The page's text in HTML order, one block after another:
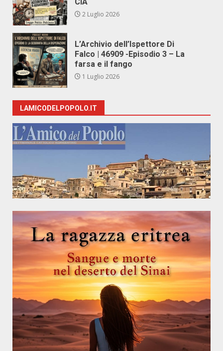
2 Luglio 2026
L’Archivio dell’Ispettore Di
Falco | 46909 -Episodio 3 – La
farsa e il fango
1 Luglio 2026
LAMICODELPOPOLO.IT